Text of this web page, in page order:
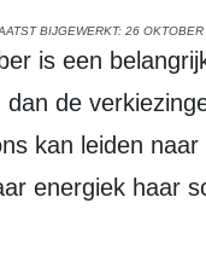
BIJGEWERKT: 26
de
kan leiden
energiek haar